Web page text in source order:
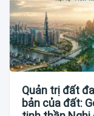
Quản trị đất
bản của đất: